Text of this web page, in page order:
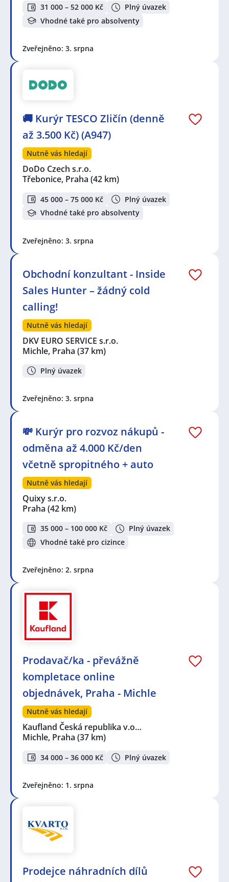
31 000 – 52 000 Kč
Plný úvazek
Vhodné také pro absolventy
Zveřejněno: 3. srpna
🚚 Kurýr TESCO Zličín (denně
až 3.500 Kč) (A947)
Nutně vás hledají
DoDo Czech s.r.o.
Třebonice, Praha (42 km)
45 000 – 75 000 Kč
Plný úvazek
Vhodné také pro absolventy
Zveřejněno: 3. srpna
Obchodní konzultant - Inside
Sales Hunter – žádný cold
calling!
Nutně vás hledají
DKV EURO SERVICE s.r.o.
Michle, Praha (37 km)
Plný úvazek
Zveřejněno: 3. srpna
💸 Kurýr pro rozvoz nákupů -
odměna až 4.000 Kč/den
včetně spropitného + auto
Nutně vás hledají
Quixy s.r.o.
Praha (42 km)
35 000 – 100 000 Kč
Plný úvazek
Vhodné také pro cizince
Zveřejněno: 2. srpna
Prodavač/ka - převážně
kompletace online
objednávek, Praha - Michle
Nutně vás hledají
Kaufland Česká republika v.o…
Michle, Praha (37 km)
34 000 – 36 000 Kč Plný úvazek
Zveřejněno: 1. srpna
Prodejce náhradních dílů